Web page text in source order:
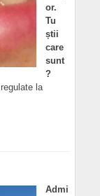
or.
Tu
știi
care
sunt
?
la
Admi